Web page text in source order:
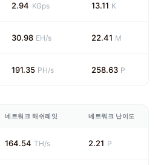
2.94 KGps 13.11 K
30.98 EH/s 22.41 M
191.35 PH/s 258.63 P
네트워크 해쉬레잇 네트워크 난이도
164.54 TH/s 2.21 P